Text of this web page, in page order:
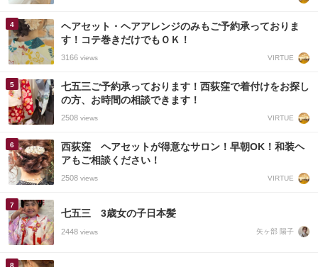
ヘアセット・ヘアアレンジのみもご予約承っておりま
す！コテ巻きだけでもＯＫ！
3166 views VIRTUE
七五三ご予約承っております！西荻窪で着付けをお探し
の方、お時間の相談できます！
2508 views VIRTUE
西荻窪 ヘアセットが得意なサロン！早朝OK！和装ヘ
アもご相談ください！
2508 views VIRTUE
七五三 3歳女の子日本髪
2448 views 矢ヶ部 陽子